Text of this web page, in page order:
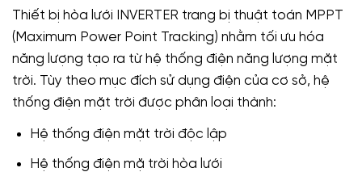
Thiết bị hòa lưới INVERTER trang bị thuật toán MPPT
(Maximum Power Point Tracking) nhằm tối ưu hóa
năng lượng tạo ra từ hệ thống điện năng lượng mặt
trời. Tùy theo mục đích sử dụng điện của cơ sở, hệ
thống điện mặt trời được phân loại thành:
Hệ thống điện mặt trời độc lập
Hệ thống điện mặ trời hòa lưới